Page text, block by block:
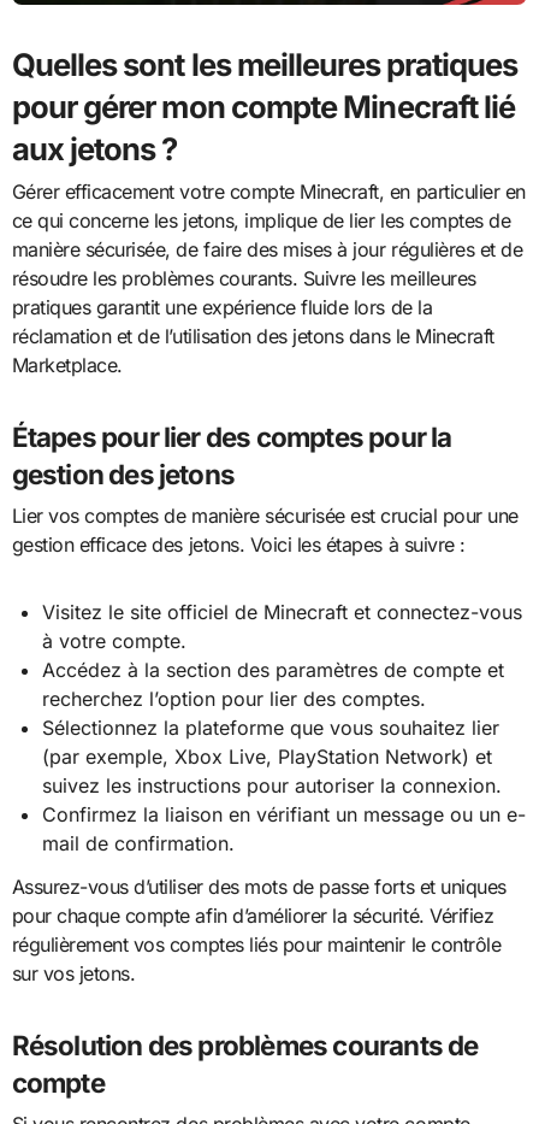
Quelles sont les meilleures pratiques
pour gérer mon compte Minecraft lié
aux jetons ?
Gérer efficacement votre compte Minecraft, en particulier en
ce qui concerne les jetons, implique de lier les comptes de
manière sécurisée, de faire des mises à jour régulières et de
résoudre les problèmes courants. Suivre les meilleures
pratiques garantit une expérience fluide lors de la
réclamation et de l’utilisation des jetons dans le Minecraft
Marketplace.
Étapes pour lier des comptes pour la
gestion des jetons
Lier vos comptes de manière sécurisée est crucial pour une
gestion efficace des jetons. Voici les étapes à suivre :
Visitez le site officiel de Minecraft et connectez-vous
à votre compte.
Accédez à la section des paramètres de compte et
recherchez l’option pour lier des comptes.
Sélectionnez la plateforme que vous souhaitez lier
(par exemple, Xbox Live, PlayStation Network) et
suivez les instructions pour autoriser la connexion.
Confirmez la liaison en vérifiant un message ou un e-
mail de confirmation.
Assurez-vous d’utiliser des mots de passe forts et uniques
pour chaque compte afin d’améliorer la sécurité. Vérifiez
régulièrement vos comptes liés pour maintenir le contrôle
sur vos jetons.
Résolution des problèmes courants de
compte